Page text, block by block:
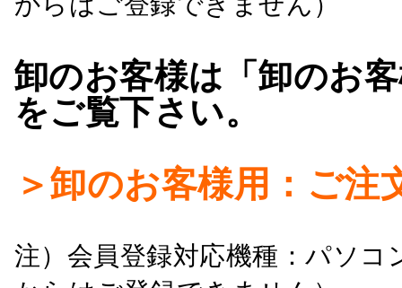
卸のお客様は「卸のお
をご覧下さい。
＞卸のお客様用：ご注
注）会員登録対応機種：パソ